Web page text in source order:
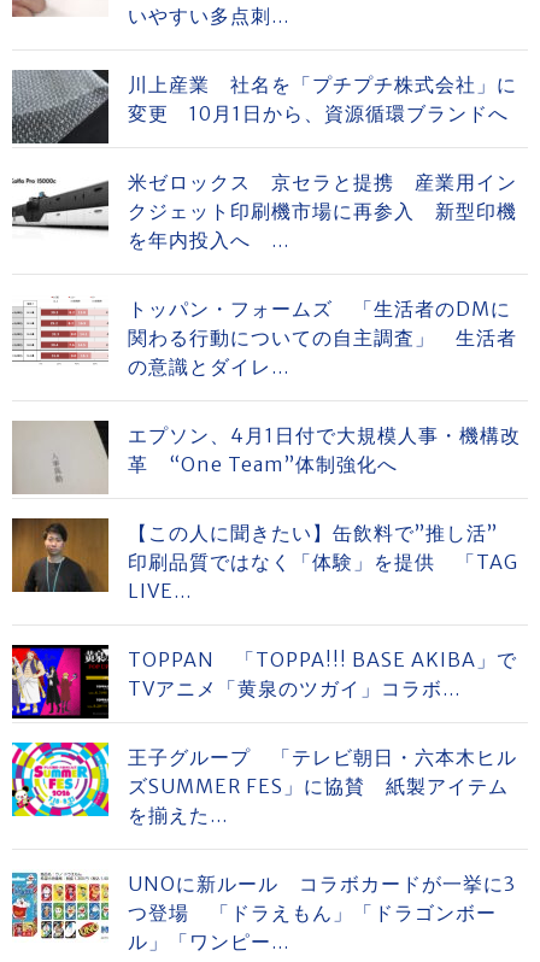
いやすい多点刺...
川上産業 社名を「プチプチ株式会社」に
変更 10月1日から、資源循環ブランドへ
米ゼロックス 京セラと提携 産業用イン
クジェット印刷機市場に再参入 新型印機
を年内投入へ ...
トッパン・フォームズ 「生活者のDMに
関わる行動についての自主調査」 生活者
の意識とダイレ...
エプソン、4月1日付で大規模人事・機構改
革 “One Team”体制強化へ
【この人に聞きたい】缶飲料で”推し活”
印刷品質ではなく「体験」を提供 「TAG
LIVE...
TOPPAN 「TOPPA!!! BASE AKIBA」で
TVアニメ「黄泉のツガイ」コラボ...
王子グループ 「テレビ朝日・六本木ヒル
ズSUMMER FES」に協賛 紙製アイテム
を揃えた...
UNOに新ルール コラボカードが一挙に3
つ登場 「ドラえもん」「ドラゴンボー
ル」「ワンピー...